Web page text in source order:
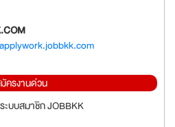
ครงานด่วน
ะบบสมาชิก JOBBKK